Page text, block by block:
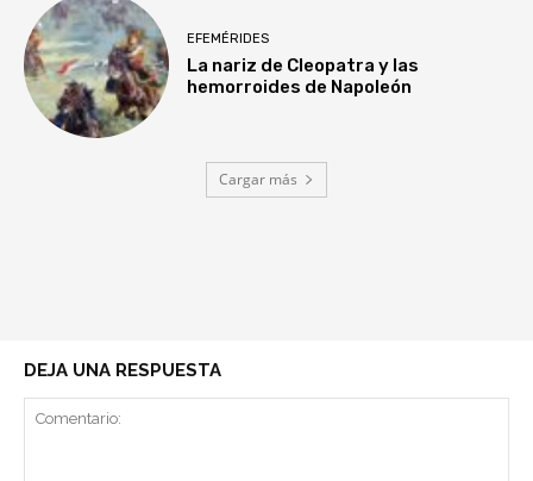
EFEMÉRIDES
La nariz de Cleopatra y las
hemorroides de Napoleón
Cargar más
DEJA UNA RESPUESTA